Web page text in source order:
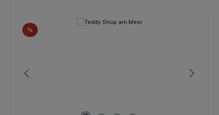
Bildergalerie überspringen
% Rabatt